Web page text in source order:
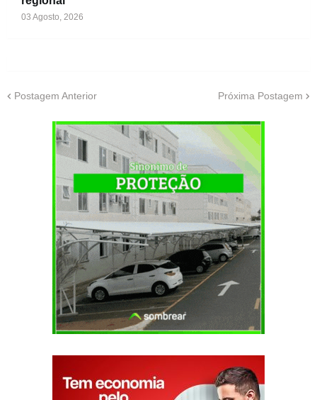
03 Agosto, 2026
Postagem Anterior Próxima Postagem